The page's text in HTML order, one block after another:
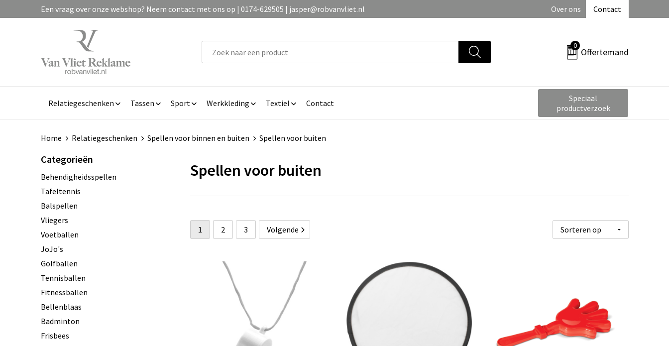
Een vraag over onze webshop? Neem contact met ons op | 0174-629505 | jasper@robvanvliet.nl Over ons Contact
0
Offertemand
Relatiegeschenken Tassen Sport Werkkleding Textiel Contact
Speciaal
productverzoek
Home Relatiegeschenken Spellen voor binnen en buiten Spellen voor buiten
Categorieën
Behendigheidsspellen
Tafeltennis
Balspellen
Vliegers
Voetballen
JoJo's
Golfballen
Tennisballen
Fitnessballen
Bellenblaas
Badminton
Frisbees
Spellen voor buiten
1 2 3 Volgende